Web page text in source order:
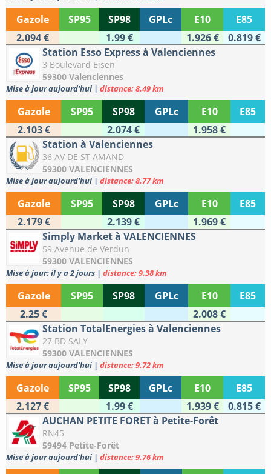
Gazole SP95 SP98 GPLc E10
E85
2.094 €
1.99 € 1.926 €
0.819 €
Station Esso Express à Valenciennes
3 Boulevard Eisen
59300 Valenciennes
Mise à jour aujourd'hui | distance: 8.49 km
Gazole SP95 SP98 GPLc E10
E85
2.103 €
2.074 €
1.958 €
Station à Valenciennes
36 AV DE ST AMAND
59300 VALENCIENNES
Mise à jour aujourd'hui | distance: 8.77 km
Gazole SP95 SP98 GPLc E10
E85
2.179 €
2.139 €
1.969 €
Simply Market à VALENCIENNES
59 Avenue de Verdun
59300 VALENCIENNES
Mise à jour: il y a 2 jours | distance: 9.38 km
Gazole SP95 SP98 GPLc E10
E85
2.25 €
2.008 €
Station TotalEnergies à Valenciennes
27 BD SALY
59300 VALENCIENNES
Mise à jour aujourd'hui | distance: 9.72 km
Gazole SP95 SP98 GPLc E10
E85
2.127 €
1.99 € 1.939 €
0.815 €
AUCHAN PETITE FORET à Petite-Forêt
RN45
59494 Petite-Forêt
Mise à jour aujourd'hui | distance: 9.76 km